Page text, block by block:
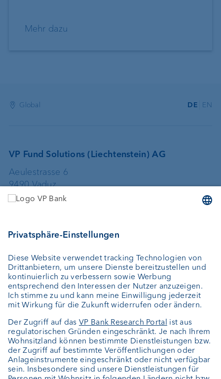
Mehr dazu
Global DE EN
VP Fund Solutions (Liechtenstein) AG
Aeulestrasse 6
9490 Vaduz
Liechtenstein
VP Fund Solutions (Luxembourg) SA
2, rue Edward Steichen
2540 Luxembourg
Luxemburg
FundClients-LUX@vpbank.com
Service
Newsletter